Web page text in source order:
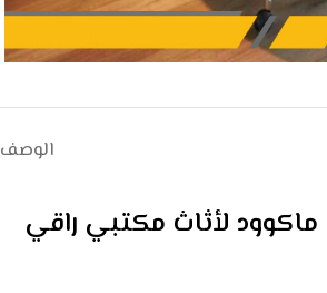
الوصف
ماكوود لأثاث مكتبي راقي